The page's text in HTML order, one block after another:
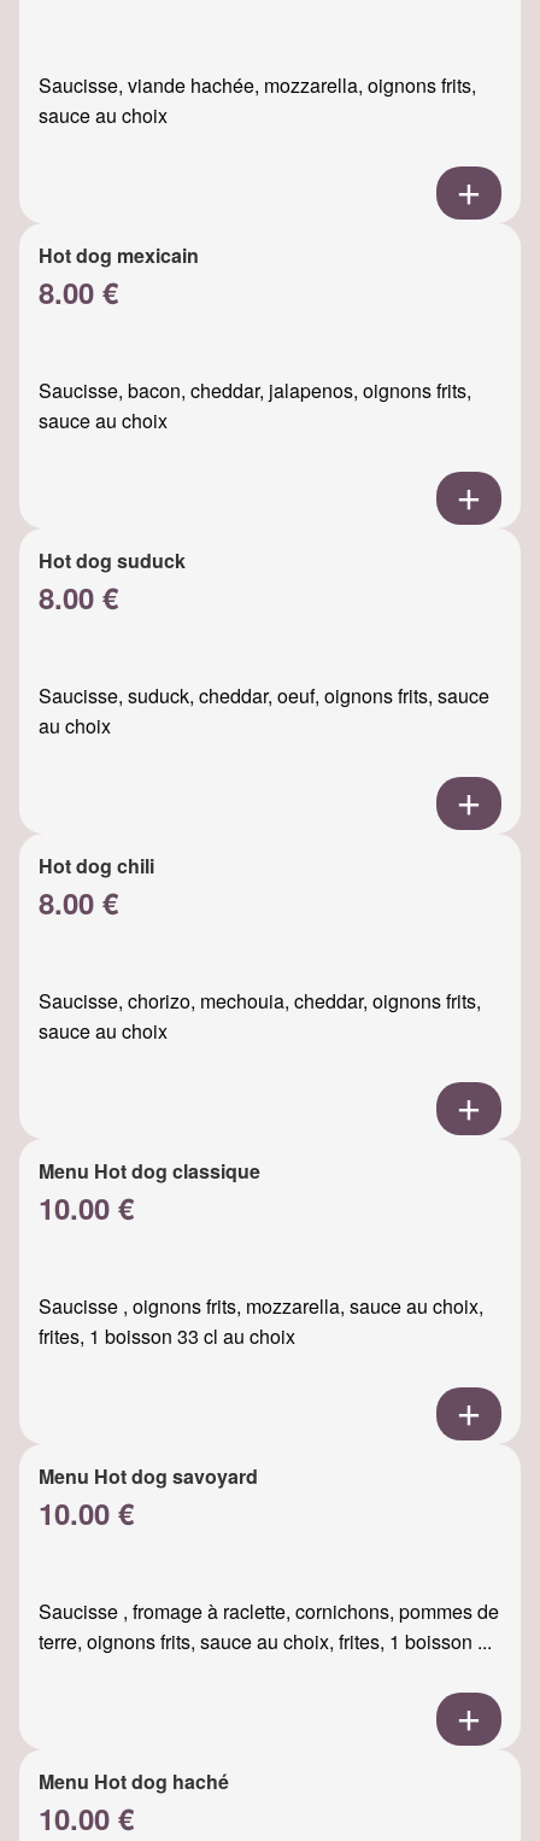
Saucisse, viande hachée, mozzarella, oignons frits,
sauce au choix
Hot dog mexicain
8.00 €
Saucisse, bacon, cheddar, jalapenos, oignons frits,
sauce au choix
Hot dog suduck
8.00 €
Saucisse, suduck, cheddar, oeuf, oignons frits, sauce
au choix
Hot dog chili
8.00 €
Saucisse, chorizo, mechouia, cheddar, oignons frits,
sauce au choix
Menu Hot dog classique
10.00 €
Saucisse , oignons frits, mozzarella, sauce au choix,
frites, 1 boisson 33 cl au choix
Menu Hot dog savoyard
10.00 €
Saucisse , fromage à raclette, cornichons, pommes de
terre, oignons frits, sauce au choix, frites, 1 boisson ...
Menu Hot dog haché
10.00 €